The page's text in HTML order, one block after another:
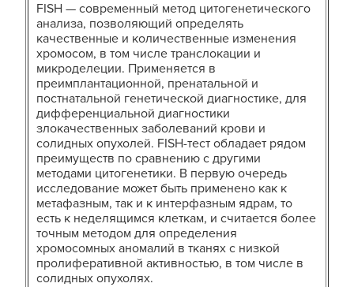
FISH — современный метод цитогенетического
анализа, позволяющий определять
качественные и количественные изменения
хромосом, в том числе транслокации и
микроделеции. Применяется в
преимплантационной, пренатальной и
постнатальной генетической диагностике, для
дифференциальной диагностики
злокачественных заболеваний крови и
солидных опухолей. FISH-тест обладает рядом
преимуществ по сравнению с другими
методами цитогенетики. В первую очередь
исследование может быть применено как к
метафазным, так и к интерфазным ядрам, то
есть к неделящимся клеткам, и считается более
точным методом для определения
хромосомных аномалий в тканях с низкой
пролиферативной активностью, в том числе в
солидных опухолях.